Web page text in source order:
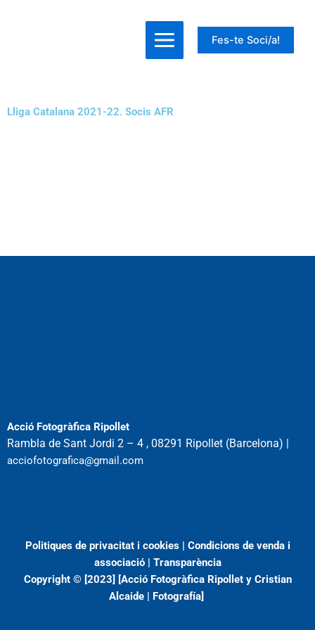
Fes-te Soci/a!
Lliga Catalana 2021-22. Socis AFR
Acció Fotogràfica Ripollet
Rambla de Sant Jordi 2 – 4 , 08291 Ripollet (Barcelona) |
acciofotografica@gmail.com
Politiques de privacitat i cookies| Condicions de venda i
associació| Transparència
Copyright © [2023] [Acció Fotogràfica Ripollety Cristian
Alcaide | Fotografía]